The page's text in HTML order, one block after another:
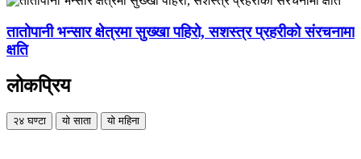
तातोपानी भन्सार क्षेत्रमा सुख्खा पहिरो, सशस्त्र प्रहरीको संरचनामा
क्षति
लोकप्रिय
२४ घण्टा यो साता यो महिना